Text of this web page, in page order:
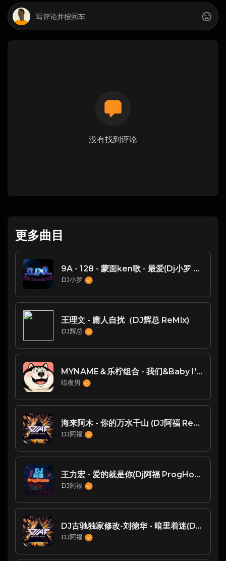
没有找到评论
更多曲目
9A - 128 - 蒙面ken歌 - 最爱(Dj小罗 ProgHouse Mix) 粤语
DJ小罗
王理文 - 庸人自扰（DJ辉总 ReMix)
DJ辉总
MYNAME＆乐柠组合 - 我们&Baby I'm Sorry(Dj阿幻 ProgHouse 2025 Mix国语合唱)
暗夜男
海来阿木 - 你的万水千山 (DJ阿福 Remix)
DJ阿福
王力宏 - 爱的就是你(Dj阿福 ProgHouse Mix国语男)
DJ阿福
DJ古驰独家修改-刘德华 - 暗里着迷(DJ阿福 Remix)
DJ阿福